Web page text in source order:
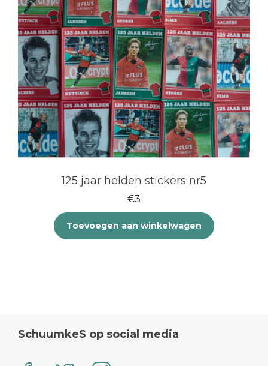
125 jaar helden stickers nr5
€3
Toevoegen aan winkelwagen
SchuumkeS op social media